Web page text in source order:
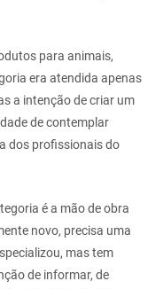
para animais,
era atendida apenas
a intenção de criar um
de contemplar
dos profissionais do
é a mão de obra
novo, precisa uma
mas tem
de informar, de